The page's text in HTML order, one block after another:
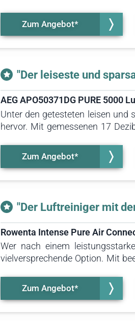
Filterelemente lassen sich
Luftreiniger durch einen
Zum Angebot*
"Der leiseste und
AEG APO50371DG PURE 5000
Unter den getesteten leisen und
hervor. Mit gemessenen 17
äußerst benutzerfreundlich,
Sprachbefehlen ist sogar mit
Zum Angebot*
"Der Luftreiniger mit
Rowenta Intense Pure Air
Wer nach einem
vielversprechende Option. Mit
Quadratmetern bestens geeignet.
Zum Angebot*